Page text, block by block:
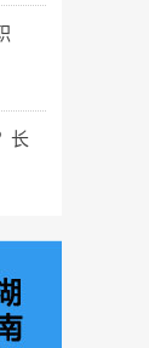
长